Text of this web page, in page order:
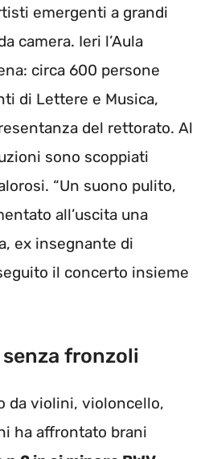
emergenti a grandi
camera. Ieri l’Aula
circa 600 persone
di Lettere e Musica,
del rettorato. Al
sono scoppiati
“Un suono pulito,
all’uscita una
ex insegnante di
il concerto insieme
fronzoli
da violini, violoncello,
ha affrontato brani